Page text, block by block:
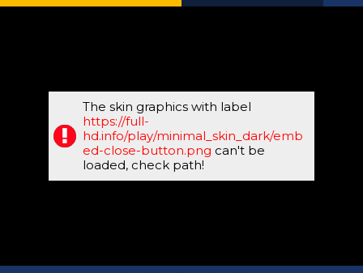
The skin graphics with label
https://full-
hd.info/play/minimal_skin_dark/emb
ed-close-button.png can't be
loaded, check path!